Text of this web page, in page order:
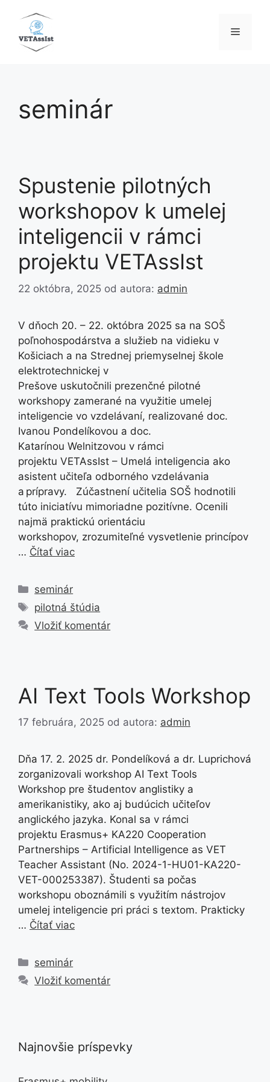
obsah
Menu
seminár
Spustenie pilotných
workshopov k umelej
inteligencii v rámci
projektu VETAssIst
22 októbra, 2025 od autora: admin
V dňoch 20. – 22. októbra 2025 sa na SOŠ
poľnohospodárstva a služieb na vidieku v
Košiciach a na Strednej priemyselnej škole
elektrotechnickej v
Prešove uskutočnili prezenčné pilotné
workshopy zamerané na využitie umelej
inteligencie vo vzdelávaní, realizované doc.
Ivanou Pondelíkovou a doc.
Katarínou Welnitzovou v rámci
projektu VETAssIst – Umelá inteligencia ako
asistent učiteľa odborného vzdelávania
a prípravy. Zúčastnení učitelia SOŠ hodnotili
túto iniciatívu mimoriadne pozitívne. Ocenili
najmä praktickú orientáciu
workshopov, zrozumiteľné vysvetlenie princípov
… Čítať viac
Kategórie
seminár
Značky
pilotná štúdia
Vložiť komentár
AI Text Tools Workshop
17 februára, 2025 od autora: admin
Dňa 17. 2. 2025 dr. Pondelíková a dr. Luprichová
zorganizovali workshop AI Text Tools
Workshop pre študentov anglistiky a
amerikanistiky, ako aj budúcich učiteľov
anglického jazyka. Konal sa v rámci
projektu Erasmus+ KA220 Cooperation
Partnerships – Artificial Intelligence as VET
Teacher Assistant (No. 2024-1-HU01-KA220-
VET-000253387). Študenti sa počas
workshopu oboznámili s využitím nástrojov
umelej inteligencie pri práci s textom. Prakticky
… Čítať viac
Kategórie
seminár
Vložiť komentár
Najnovšie príspevky